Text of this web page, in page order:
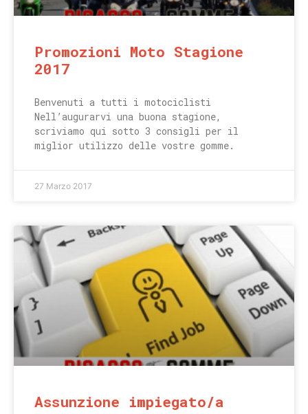
Promozioni Moto Stagione
2017
Benvenuti a tutti i motociclisti
Nell’augurarvi una buona stagione,
scriviamo qui sotto 3 consigli per il
miglior utilizzo delle vostre gomme.
27 Marzo 2017
Assunzione impiegato/a